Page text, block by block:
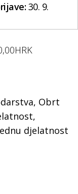
30. 9.
Obrt
djelatnost